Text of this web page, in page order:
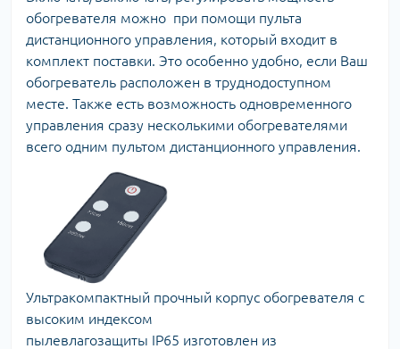
обогревателя можно при помощи пульта
дистанционного управления, который входит в
комплект поставки. Это особенно удобно, если Ваш
обогреватель расположен в труднодоступном
месте. Также есть возможность одновременного
управления сразу несколькими обогревателями
всего одним пультом дистанционного управления.
Ультракомпактный прочный корпус обогревателя с
высоким индексом
пылевлагозащиты IP65 изготовлен из